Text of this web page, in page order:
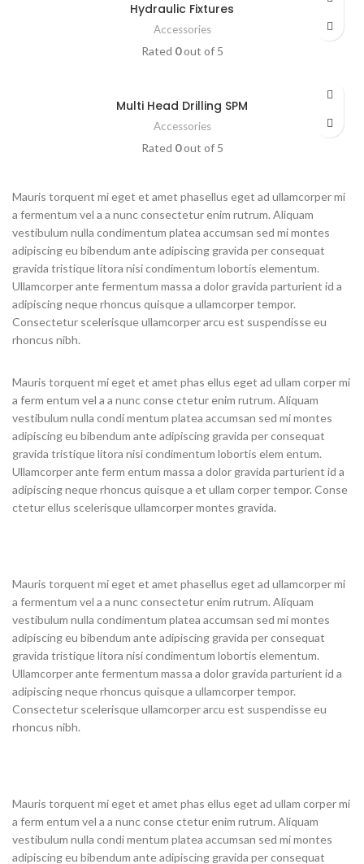
Hydraulic Fixtures
Accessories
Rated 0out of 5
Multi Head Drilling SPM
Accessories
Rated 0out of 5
Mauris torquent mi eget et amet phasellus eget ad ullamcorper mi
a fermentum vel a a nunc consectetur enim rutrum. Aliquam
vestibulum nulla condimentum platea accumsan sed mi montes
adipiscing eu bibendum ante adipiscing gravida per consequat
gravida tristique litora nisi condimentum lobortis elementum.
Ullamcorper ante fermentum massa a dolor gravida parturient id a
adipiscing neque rhoncus quisque a ullamcorper tempor.
Consectetur scelerisque ullamcorper arcu est suspendisse eu
rhoncus nibh.
Mauris torquent mi eget et amet phas ellus eget ad ullam corper mi
a ferm entum vel a a nunc conse ctetur enim rutrum. Aliquam
vestibulum nulla condi mentum platea accumsan sed mi montes
adipiscing eu bibendum ante adipiscing gravida per consequat
gravida tristique litora nisi condimentum lobortis elem entum.
Ullamcorper ante ferm entum massa a dolor gravida parturient id a
adipiscing neque rhoncus quisque a et ullam corper tempor. Conse
ctetur ellus scelerisque ullamcorper montes gravida.
Mauris torquent mi eget et amet phasellus eget ad ullamcorper mi
a fermentum vel a a nunc consectetur enim rutrum. Aliquam
vestibulum nulla condimentum platea accumsan sed mi montes
adipiscing eu bibendum ante adipiscing gravida per consequat
gravida tristique litora nisi condimentum lobortis elementum.
Ullamcorper ante fermentum massa a dolor gravida parturient id a
adipiscing neque rhoncus quisque a ullamcorper tempor.
Consectetur scelerisque ullamcorper arcu est suspendisse eu
rhoncus nibh.
Mauris torquent mi eget et amet phas ellus eget ad ullam corper mi
a ferm entum vel a a nunc conse ctetur enim rutrum. Aliquam
vestibulum nulla condi mentum platea accumsan sed mi montes
adipiscing eu bibendum ante adipiscing gravida per consequat